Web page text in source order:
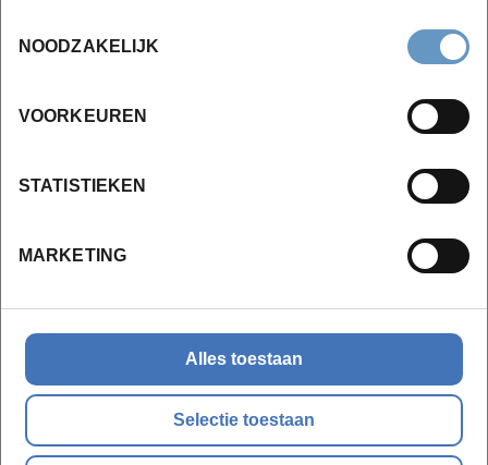
NOODZAKELIJK
VOORKEUREN
STATISTIEKEN
MARKETING
Alles toestaan
Selectie toestaan